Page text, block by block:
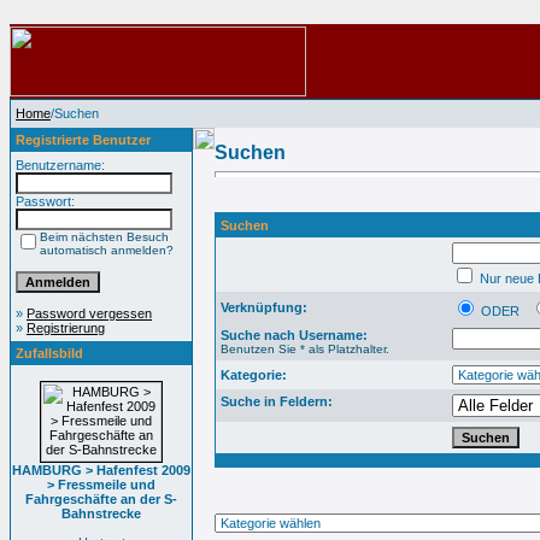
Home/Suchen
Registrierte Benutzer
Benutzername:
Passwort:
Beim nächsten Besuch
automatisch anmelden?
» Password vergessen
» Registrierung
Zufallsbild
HAMBURG > Hafenfest 2009
> Fressmeile und
Fahrgeschäfte an der S-
Bahnstrecke
Suchen
Suchen
Nur neue
Verknüpfung:
ODER
Suche nach Username:
Benutzen Sie * als Platzhalter.
Kategorie:
Suche in Feldern: